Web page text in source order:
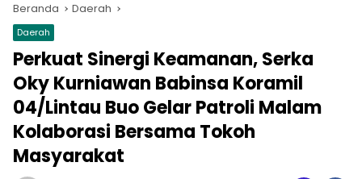
Beranda Daerah
Daerah
Perkuat Sinergi Keamanan, Serka
Oky Kurniawan Babinsa Koramil
04/Lintau Buo Gelar Patroli Malam
Kolaborasi Bersama Tokoh
Masyarakat